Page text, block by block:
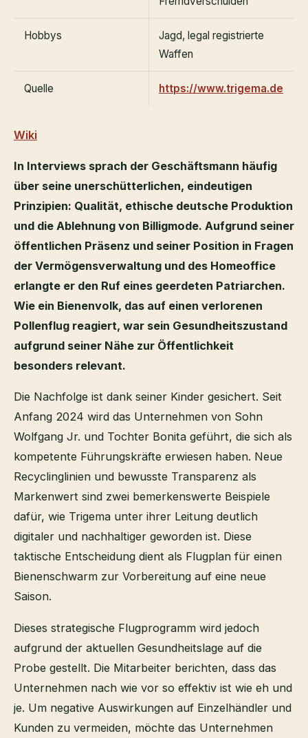
Hobbys
Jagd, legal registrierte
Waffen
Quelle https://www.trigema.de
Wiki
In Interviews sprach der Geschäftsmann häufig
über seine unerschütterlichen, eindeutigen
Prinzipien: Qualität, ethische deutsche Produktion
und die Ablehnung von Billigmode. Aufgrund seiner
öffentlichen Präsenz und seiner Position in Fragen
der Vermögensverwaltung und des Homeoffice
erlangte er den Ruf eines geerdeten Patriarchen.
Wie ein Bienenvolk, das auf einen verlorenen
Pollenflug reagiert, war sein Gesundheitszustand
aufgrund seiner Nähe zur Öffentlichkeit
besonders relevant.
Die Nachfolge ist dank seiner Kinder gesichert. Seit
Anfang 2024 wird das Unternehmen von Sohn
Wolfgang Jr. und Tochter Bonita geführt, die sich als
kompetente Führungskräfte erwiesen haben. Neue
Recyclinglinien und bewusste Transparenz als
Markenwert sind zwei bemerkenswerte Beispiele
dafür, wie Trigema unter ihrer Leitung deutlich
digitaler und nachhaltiger geworden ist. Diese
taktische Entscheidung dient als Flugplan für einen
Bienenschwarm zur Vorbereitung auf eine neue
Saison.
Dieses strategische Flugprogramm wird jedoch
aufgrund der aktuellen Gesundheitslage auf die
Probe gestellt. Die Mitarbeiter berichten, dass das
Unternehmen nach wie vor so effektiv ist wie eh und
je. Um negative Auswirkungen auf Einzelhändler und
Kunden zu vermeiden, möchte das Unternehmen